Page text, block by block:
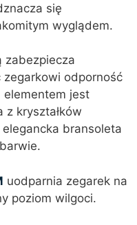
się
wyglądem.
zabezpiecza
zegarkowi odporność
elementem jest
kryształków
bransoleta
uodparnia zegarek na
poziom wilgoci.